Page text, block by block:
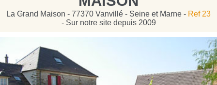
La Grand Maison - 77370 Vanvillé - Seine et Marne - Ref 23
- Sur notre site depuis 2009